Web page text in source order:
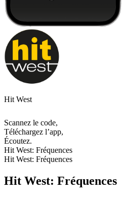
Hit West
Scannez le code,
Téléchargez l’app,
Écoutez.
Hit West: Fréquences
Hit West: Fréquences
Hit West: Fréquences